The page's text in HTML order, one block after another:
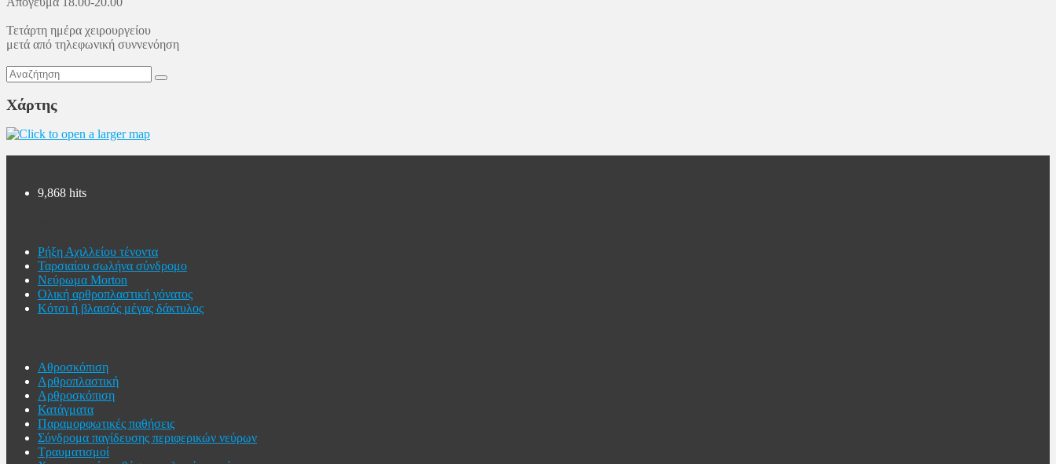
Τετάρτη ημέρα χειρουργείου
μετά από τηλεφωνική συννενόηση
Χάρτης
9,868 hits
Ρήξη Αχιλλείου τένοντα
Ταρσιαίου σωλήνα σύνδρομο
Νεύρωμα Morton
Ολική αρθροπλαστική γόνατος
Κότσι ή βλαισός μέγας δάκτυλος
Αθροσκόπιση
Αρθροπλαστική
Αρθροσκόπιση
Κατάγματα
Παραμορφωτικές παθήσεις
Σύνδρομα παγίδευσης περιφερικών νεύρων
Τραυματισμοί